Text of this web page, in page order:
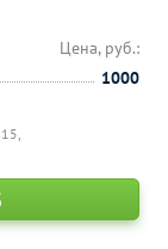
Цена, руб.:
1000